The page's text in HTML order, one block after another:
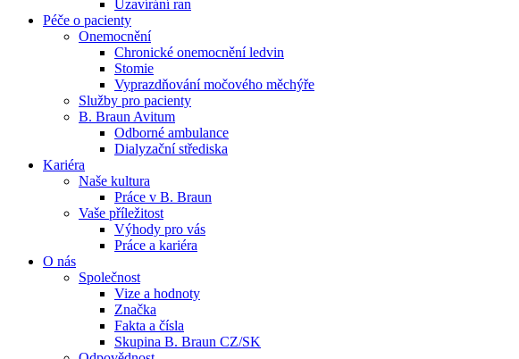
Produktový katalog​
Objevte naše produkty. Navštivte produktový katalog B. Braun s našim kompletním
Dialyzační střediska​
B. Braun Avitum poskytuje kvalitní dialyzační péči ve všech svých střediscích v
Zůstaňte v dialogu s B. Braun. ​Kontaktujte nás.​
Uzavírání ran
Péče o pacienty
Onemocnění
Chronické onemocnění ledvin
Stomie
Vyprazdňování močového měchýře
Služby pro pacienty
B. Braun Avitum
Odborné ambulance
Dialyzační střediska
Kariéra
Naše kultura
Práce v B. Braun
Vaše příležitost​
Výhody pro vás
Práce a kariéra
O nás
Společnost
Vize a hodnoty
Značka
Fakta a čísla
Skupina B. Braun CZ/SK